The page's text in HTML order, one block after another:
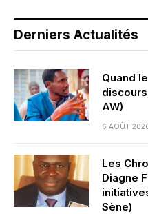
Derniers Actualités
Quand
AW)
6 AOÛT
Les
Diagne
Sène)